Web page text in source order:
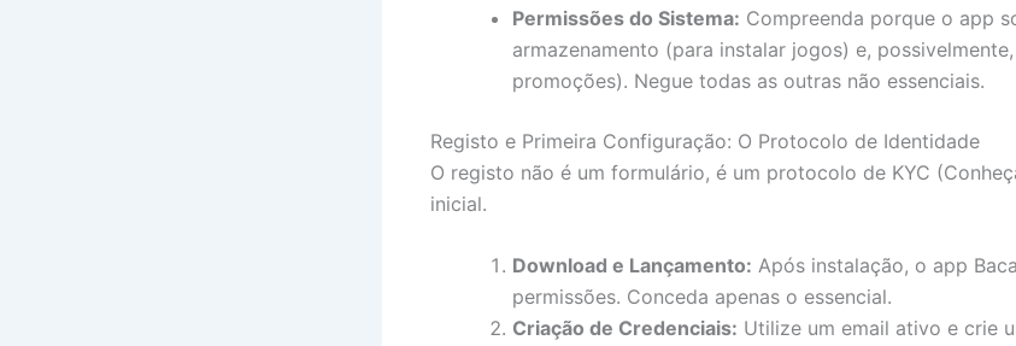
Permissões do Sistema: Compreenda porque o app
armazenamento (para instalar jogos) e,
promoções). Negue todas as outras não essenciais.
Registo e Primeira Configuração: O Protocolo de Identidade
O registo não é um formulário, é um protocolo de KYC
inicial.
Download e Lançamento: Após instalação, o app
permissões. Conceda apenas o essencial.
Criação de Credenciais: Utilize um email ativo e crie